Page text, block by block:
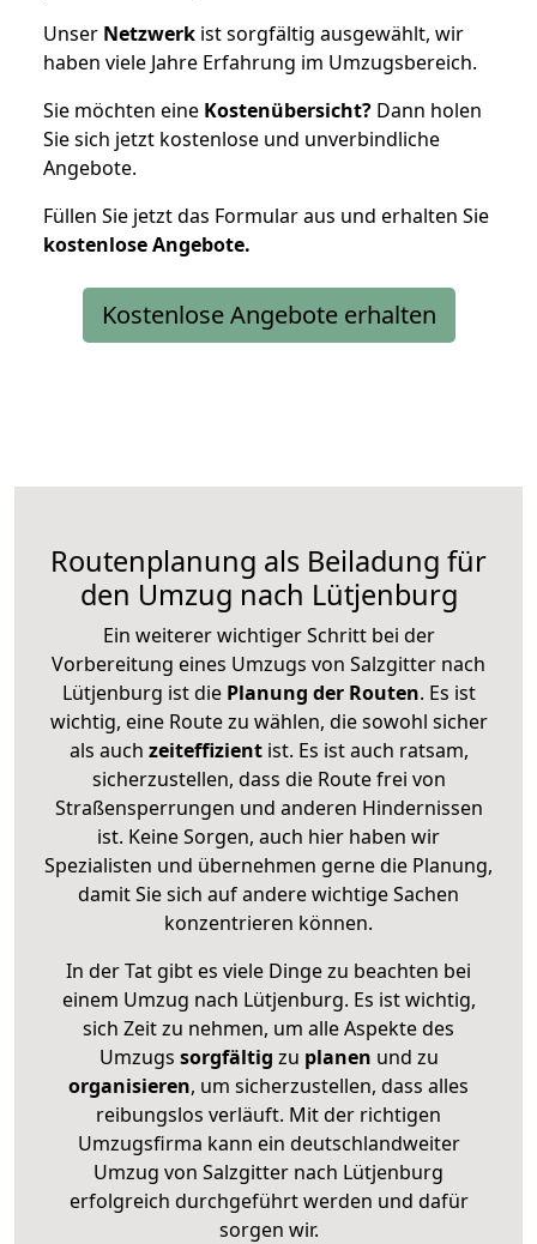
Unser Netzwerk ist sorgfältig ausgewählt, wir
haben viele Jahre Erfahrung im Umzugsbereich.
Sie möchten eine Kostenübersicht? Dann holen
Sie sich jetzt kostenlose und unverbindliche
Angebote.
Füllen Sie jetzt das Formular aus und erhalten Sie
kostenloseAngebote.
Kostenlose Angebote erhalten
Routenplanung als Beiladung für
den Umzug nach Lütjenburg
Ein weiterer wichtiger Schritt bei der
Vorbereitung eines Umzugs von Salzgitter nach
Lütjenburg ist diePlanung der Routen. Es ist
wichtig, eine Route zu wählen, die sowohl sicher
als auch zeiteffizientist. Es ist auch ratsam,
sicherzustellen, dass die Route frei von
Straßensperrungen und anderen Hindernissen
ist. Keine Sorgen, auch hier haben wir
Spezialisten und übernehmen gerne die Planung,
damit Sie sich auf andere wichtige Sachen
konzentrieren können.
In der Tat gibt es viele Dinge zu beachten bei
einem Umzug nach Lütjenburg. Es ist wichtig,
sich Zeit zu nehmen, um alle Aspekte des
Umzugs sorgfältig zu planen und zu
organisieren, um sicherzustellen, dass alles
reibungslos verläuft. Mit der richtigen
Umzugsfirma kann ein deutschlandweiter
Umzug von Salzgitter nach Lütjenburg
erfolgreich durchgeführt werden und dafür
sorgen wir.